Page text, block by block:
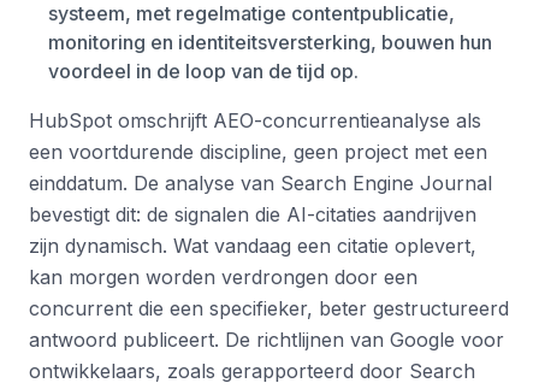
systeem, met regelmatige contentpublicatie,
monitoring en identiteitsversterking, bouwen hun
voordeel in de loop van de tijd op.
HubSpot omschrijft AEO-concurrentieanalyse als
een voortdurende discipline, geen project met een
einddatum. De analyse van Search Engine Journal
bevestigt dit: de signalen die AI-citaties aandrijven
zijn dynamisch. Wat vandaag een citatie oplevert,
kan morgen worden verdrongen door een
concurrent die een specifieker, beter gestructureerd
antwoord publiceert. De richtlijnen van Google voor
ontwikkelaars, zoals gerapporteerd door Search